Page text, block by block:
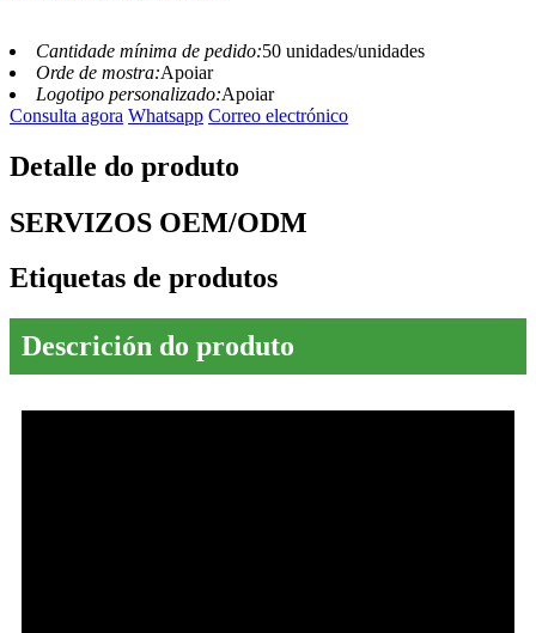
Cantidade mínima de pedido:50 unidades/unidades
Orde de mostra:Apoiar
Logotipo personalizado:Apoiar
Consulta agora Whatsapp Correo electrónico
Detalle do produto
SERVIZOS OEM/ODM
Etiquetas de produtos
Descrición do produto